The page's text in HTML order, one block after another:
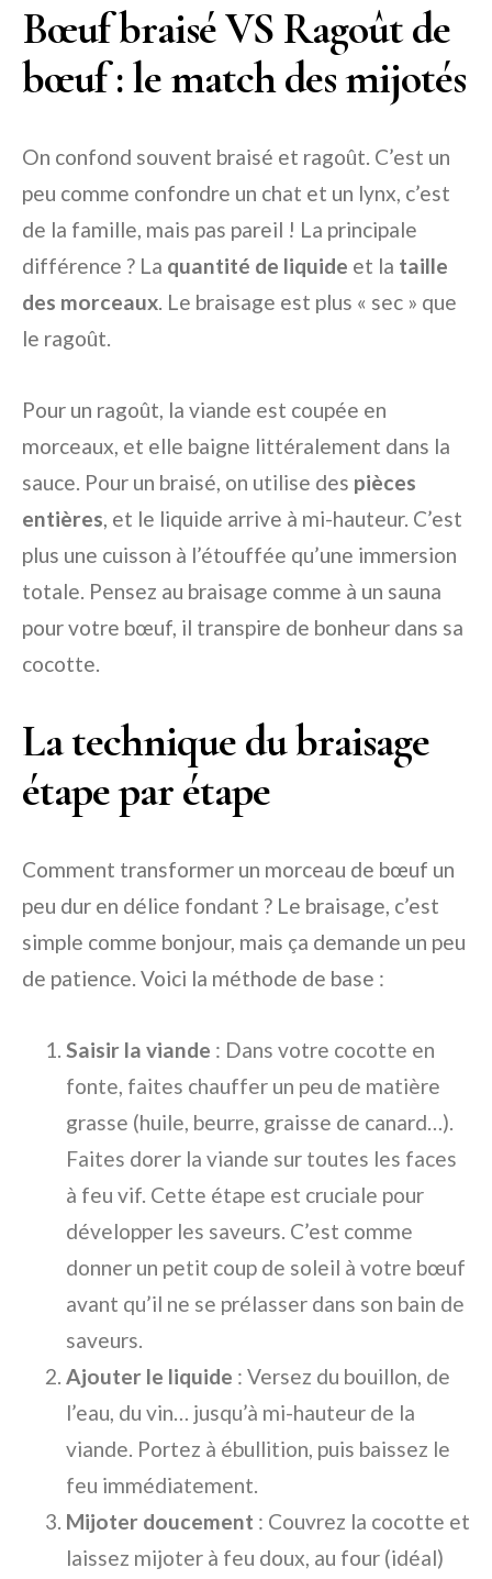
Bœuf braisé VS Ragoût de
bœuf : le match des mijotés
On confond souvent braisé et ragoût. C’est un
peu comme confondre un chat et un lynx, c’est
de la famille, mais pas pareil ! La principale
différence ? La quantité de liquide et la taille
des morceaux . Le braisage est plus « sec » que
le ragoût.
Pour un ragoût, la viande est coupée en
morceaux, et elle baigne littéralement dans la
sauce. Pour un braisé, on utilise des pièces
entières , et le liquide arrive à mi-hauteur. C’est
plus une cuisson à l’étouffée qu’une immersion
totale. Pensez au braisage comme à un sauna
pour votre bœuf, il transpire de bonheur dans sa
cocotte.
La technique du braisage
étape par étape
Comment transformer un morceau de bœuf un
peu dur en délice fondant ? Le braisage, c’est
simple comme bonjour, mais ça demande un peu
de patience. Voici la méthode de base :
Saisir la viande : Dans votre cocotte en
fonte, faites chauffer un peu de matière
grasse (huile, beurre, graisse de canard…).
Faites dorer la viande sur toutes les faces
à feu vif. Cette étape est cruciale pour
développer les saveurs. C’est comme
donner un petit coup de soleil à votre bœuf
avant qu’il ne se prélasser dans son bain de
saveurs.
Ajouter le liquide : Versez du bouillon, de
l’eau, du vin… jusqu’à mi-hauteur de la
viande. Portez à ébullition, puis baissez le
feu immédiatement.
Mijoter doucement : Couvrez la cocotte et
laissez mijoter à feu doux, au four (idéal)